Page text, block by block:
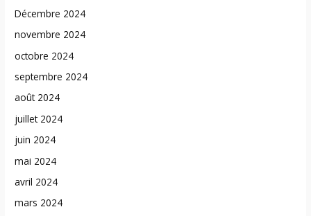
Décembre 2024
novembre 2024
octobre 2024
septembre 2024
août 2024
juillet 2024
juin 2024
mai 2024
avril 2024
mars 2024